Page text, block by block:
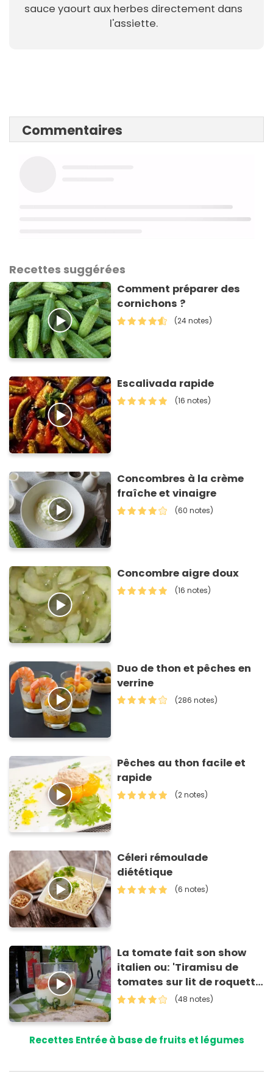
sauce yaourt aux herbes directement dans
l'assiette.
Commentaires
Recettes suggérées
Comment préparer des
cornichons ?
(24 notes)
Escalivada rapide
(16 notes)
Concombres à la crème
fraîche et vinaigre
(60 notes)
Concombre aigre doux
(16 notes)
Duo de thon et pêches en
verrine
(286 notes)
Pêches au thon facile et
rapide
(2 notes)
Céleri rémoulade
diététique
(6 notes)
La tomate fait son show
italien ou: 'Tiramisu de
tomates sur lit de roquette
et grissinis'(48 notes)
Recettes Entrée à base de fruits et légumes